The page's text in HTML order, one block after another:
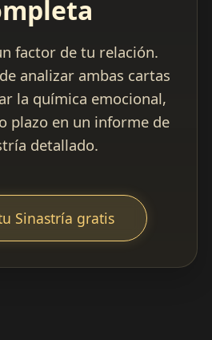
factor de tu relación.
analizar ambas cartas
la química emocional,
plazo en un informe de
detallado.
Sinastría gratis